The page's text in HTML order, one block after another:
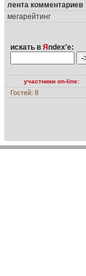
лента комментариев
мегарейтинг
искать в Я ndex'е:
участники on-line:
Гостей: 8